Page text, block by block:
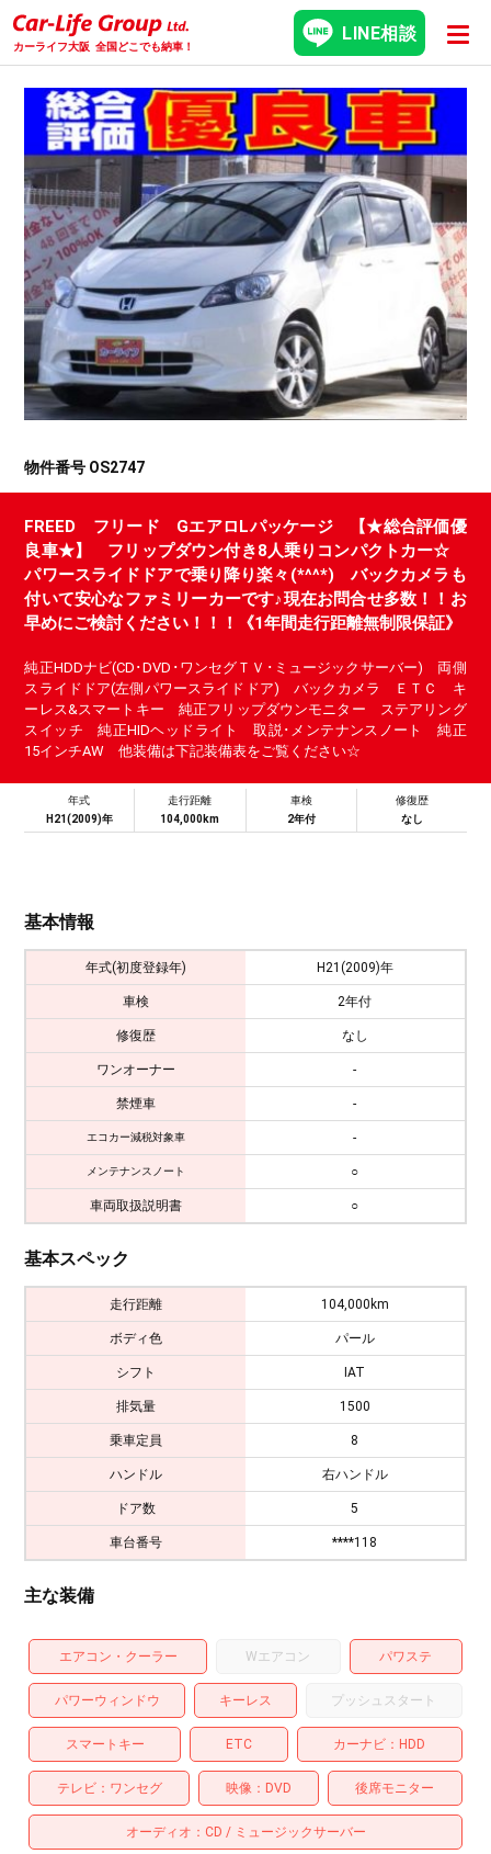
カーライフ大阪 全国どこでも納車！
LINE相談
物件番号 OS2747
FREED フリード GエアロLパッケージ 【★総合評価優
良車★】 フリップダウン付き8人乗りコンパクトカー☆
パワースライドドアで乗り降り楽々(*^^*) バックカメラも
付いて安心なファミリーカーです♪現在お問合せ多数！！お
早めにご検討ください！！！《1年間走行距離無制限保証》
純正HDDナビ(CD･DVD･ワンセグＴＶ･ミュージックサーバー) 両側
スライドドア(左側パワースライドドア) バックカメラ ＥＴＣ キ
ーレス&スマートキー 純正フリップダウンモニター ステアリング
スイッチ 純正HIDヘッドライト 取説･メンテナンスノート 純正
15インチAW 他装備は下記装備表をご覧ください☆
年式
H21(2009)年
走行距離
104,000km
車検
2年付
修復歴
なし
基本情報
年式(初度登録年) H21(2009)年
車検 2年付
修復歴 なし
ワンオーナー -
禁煙車 -
エコカー減税対象車 -
メンテナンスノート ○
車両取扱説明書 ○
基本スペック
走行距離 104,000km
ボディ色 パール
シフト IAT
排気量 1500
乗車定員 8
ハンドル 右ハンドル
ドア数 5
車台番号 ****118
主な装備
エアコン・クーラー Wエアコン パワステ
パワーウィンドウ キーレス プッシュスタート
スマートキー ETC カーナビ HDD
テレビ ワンセグ 映像 DVD 後席モニター
オーディオ CD ミュージックサーバー